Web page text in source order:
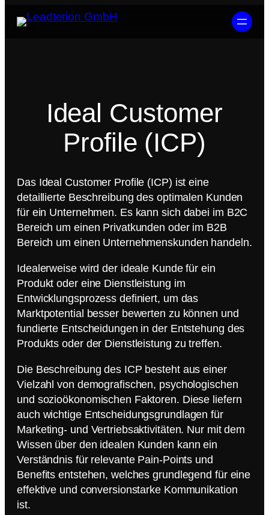
Ideal Customer
Profile (ICP)
Das Ideal Customer Profile (ICP) ist eine
detaillierte Beschreibung des optimalen Kunden
für ein Unternehmen. Es kann sich dabei im B2C
Bereich um einen Privatkunden oder im B2B
Bereich um einen Unternehmenskunden handeln.
Idealerweise wird der ideale Kunde für ein
Produkt oder eine Dienstleistung im
Entwicklungsprozess definiert, um das
Marktpotential besser bewerten zu können und
fundierte Entscheidungen in der Entstehung des
Produkts oder der Dienstleistung zu treffen.
Die Beschreibung des ICP besteht aus einer
Vielzahl von demografischen, psychologischen
und sozioökonomischen Faktoren. Diese liefern
auch wichtige Entscheidungsgrundlagen für
Marketing- und Vertriebsaktivitäten. Nur mit dem
Wissen über den idealen Kunden kann ein
Verständnis für relevante Pain-Points und
Benefits entstehen, welches grundlegend für eine
effektive und conversionstarke Kommunikation
ist.